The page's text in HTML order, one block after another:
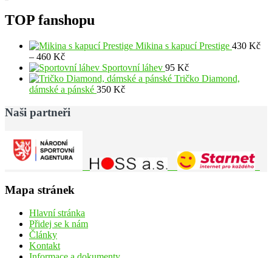
TOP fanshopu
Mikina s kapucí Prestige 430 Kč
– 460 KčRozpětí
cen:
430 Kč
až
Sportovní láhev 95 Kč
Tričko Diamond,
dámské a pánské 350 Kč
Naši partneři
Mapa stránek
Hlavní stránka
Přidej se k nám
Články
Kontakt